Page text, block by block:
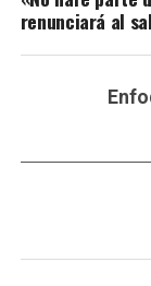
renunciará al